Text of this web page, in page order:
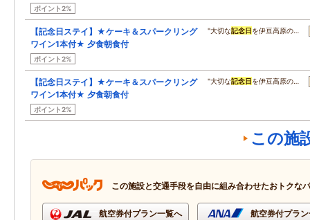
ポイント2%
【記念日ステイ】★ケーキ＆スパークリング
ワイン1本付★ 夕食朝食付
ポイント2%
"大切な記念日 を伊豆高原の…
【記念日ステイ】★ケーキ＆スパークリング
ワイン1本付★ 夕食朝食付
ポイント2%
"大切な記念日 を伊豆高原の…
この施
この施設と交通手段を自由に組み合わせたおトクな
航空券付プラン一覧へ 航空券付プラ